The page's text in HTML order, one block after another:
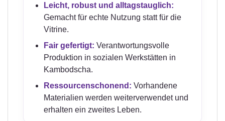
Leicht, robust und alltagstauglich:
Gemacht für echte Nutzung statt für die
Vitrine.
Fair gefertigt: Verantwortungsvolle
Produktion in sozialen Werkstätten in
Kambodscha.
Ressourcenschonend: Vorhandene
Materialien werden weiterverwendet und
erhalten ein zweites Leben.